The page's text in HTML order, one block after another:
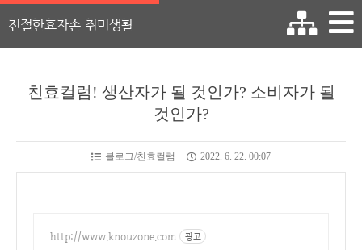
친절한효자손 취미생활
친효컬럼! 생산자가 될 것인가? 소비자가 될
것인가?
블로그/친효컬럼 2022. 6. 22. 00:07
http://www.knouzone.com 광고